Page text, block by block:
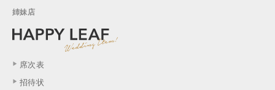
姉妹店
席次表
招待状